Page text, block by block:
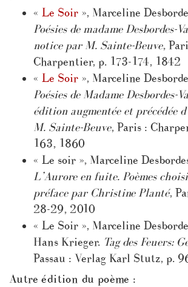
« Le Soir », Marceline
Poésies de madame Desbordes-
notice par M. Sainte-Beuve,
Charpentier, p. 173-174, 1842
« Le Soir », Marceline
Poésies de Madame Desbordes-
édition augmentée et précédée
M. Sainte-Beuve, Paris :
163, 1860
« Le soir », Marceline
L’Aurore en fuite. Poèmes
préface par Christine Planté,
28-29, 2010
« Le Soir », Marceline
Hans Krieger. Tag des Feuers:
Passau : Verlag Karl Stutz, p.
Autre édition du poème :